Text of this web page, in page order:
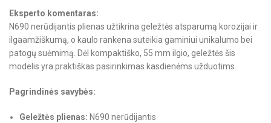
Eksperto komentaras:
N690 nerūdijantis plienas užtikrina geležtės atsparumą korozijai ir
ilgaamžiškumą, o kaulo rankena suteikia gaminiui unikalumo bei
patogų suėmimą. Dėl kompaktiško, 55 mm ilgio, geležtės šis
modelis yra praktiškas pasirinkimas kasdienėms užduotims.
Pagrindinės savybės:
Geležtės plienas: N690 nerūdijantis